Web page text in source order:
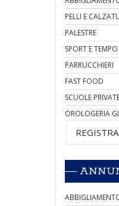
PELLI E
PALESTRE
SPORT E
PARRUCCHIERI
FAST FOOD
SCUOLE
OROLOGERIA